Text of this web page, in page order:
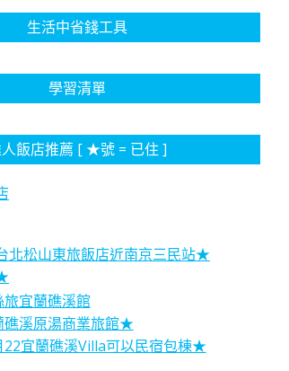
生活中省錢工具
學習清單
飯店推薦 [ ★號 = 已住 ]
北松山東旅飯店近南京三民站★
旅宜蘭礁溪館
礁溪原湯商業旅館★
22宜蘭礁溪Villa可以民宿包棟★